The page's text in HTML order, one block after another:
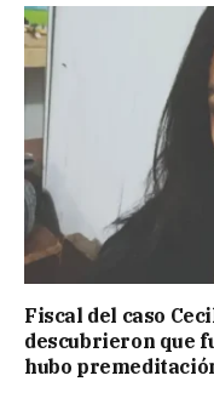
Fiscal del caso
descubrieron que
hubo